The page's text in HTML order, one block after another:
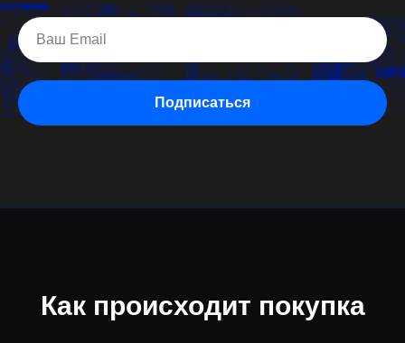
Подписаться
Как происходит покупка